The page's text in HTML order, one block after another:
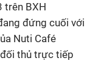
trên BXH
đứng cuối với
Nuti Café
thủ trực tiếp